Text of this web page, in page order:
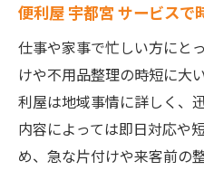
便利屋 宇都宮 サービスで
仕事や家事で忙しい方にと
けや不用品整理の時短に大
利屋は地域事情に詳しく、
内容によっては即日対応や
め、急な片付けや来客前の